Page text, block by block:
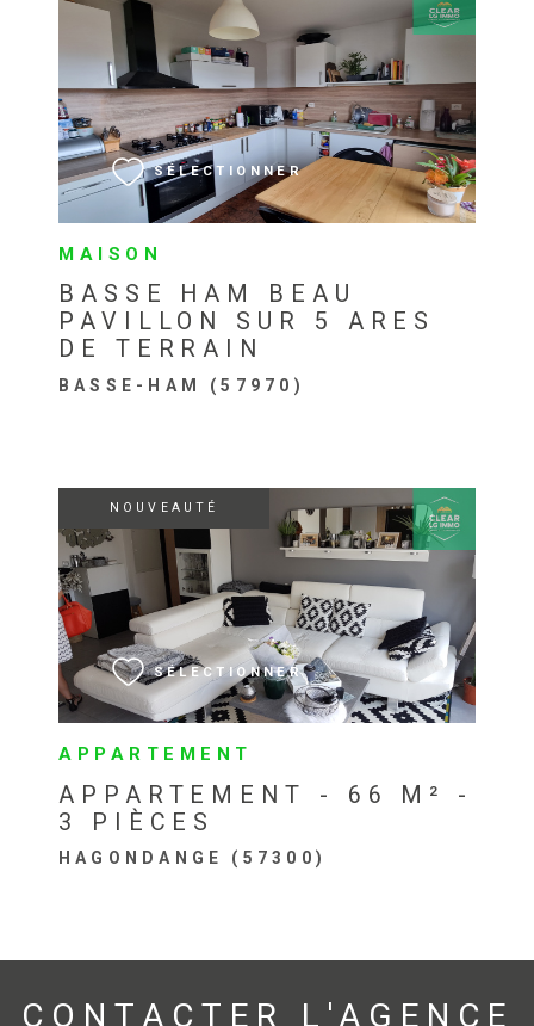
MAISON
BASSE HAM BEAU
PAVILLON SUR 5 ARES
DE TERRAIN
BASSE-HAM (57970)
SÉLECTIONNER
VOIR LE BIEN
APPARTEMENT
APPARTEMENT - 66 M² -
3 PIÈCES
HAGONDANGE (57300)
NOUVEAUTÉ
SÉLECTIONNER
VOIR LE BIEN
CONTACTER L'AGENCE